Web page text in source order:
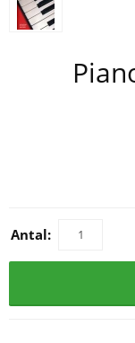
Antal: